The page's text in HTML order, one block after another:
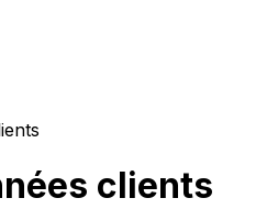
clients